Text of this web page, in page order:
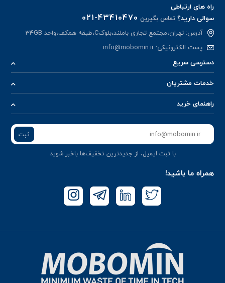
راه های ارتباطی
سوالی دارید؟تماس بگیرین 021-43410470
آدرس: تهران،مجتمع تجاری باملند،بلوکC،طبقه همکف،واحد 34GB
پست الکترونیکی:info@mobomin.ir
دسترسی سریع
خدمات مشتریان
راهنمای خرید
ثبت
با ثبت ایمیل، از جدید‌ترین تخفیف‌ها با‌خبر شوید
همراه ما باشید!